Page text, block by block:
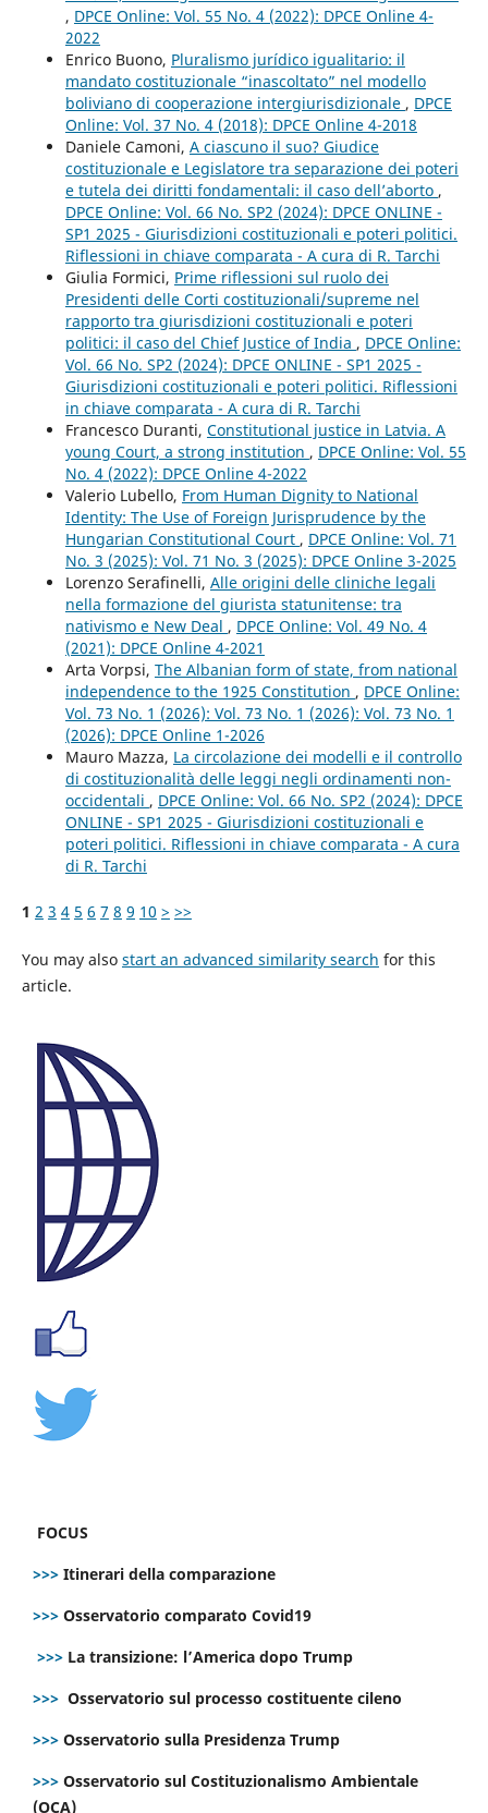
, DPCE Online: Vol. 55 No. 4 (2022): DPCE Online 4-
2022
Enrico Buono, Pluralismo jurídico igualitario: il
mandato costituzionale “inascoltato” nel modello
boliviano di cooperazione intergiurisdizionale , DPCE
Online: Vol. 37 No. 4 (2018): DPCE Online 4-2018
Daniele Camoni, A ciascuno il suo? Giudice
costituzionale e Legislatore tra separazione dei poteri
e tutela dei diritti fondamentali: il caso dell’aborto ,
DPCE Online: Vol. 66 No. SP2 (2024): DPCE ONLINE -
SP1 2025 - Giurisdizioni costituzionali e poteri politici.
Riflessioni in chiave comparata - A cura di R. Tarchi
Giulia Formici, Prime riflessioni sul ruolo dei
Presidenti delle Corti costituzionali/supreme nel
rapporto tra giurisdizioni costituzionali e poteri
politici: il caso del Chief Justice of India , DPCE Online:
Vol. 66 No. SP2 (2024): DPCE ONLINE - SP1 2025 -
Giurisdizioni costituzionali e poteri politici. Riflessioni
in chiave comparata - A cura di R. Tarchi
Francesco Duranti, Constitutional justice in Latvia. A
young Court, a strong institution , DPCE Online: Vol. 55
No. 4 (2022): DPCE Online 4-2022
Valerio Lubello, From Human Dignity to National
Identity: The Use of Foreign Jurisprudence by the
Hungarian Constitutional Court , DPCE Online: Vol. 71
No. 3 (2025): Vol. 71 No. 3 (2025): DPCE Online 3-2025
Lorenzo Serafinelli, Alle origini delle cliniche legali
nella formazione del giurista statunitense: tra
nativismo e New Deal , DPCE Online: Vol. 49 No. 4
(2021): DPCE Online 4-2021
Arta Vorpsi, The Albanian form of state, from national
independence to the 1925 Constitution , DPCE Online:
Vol. 73 No. 1 (2026): Vol. 73 No. 1 (2026): Vol. 73 No. 1
(2026): DPCE Online 1-2026
Mauro Mazza, La circolazione dei modelli e il controllo
di costituzionalità delle leggi negli ordinamenti non-
occidentali , DPCE Online: Vol. 66 No. SP2 (2024): DPCE
ONLINE - SP1 2025 - Giurisdizioni costituzionali e
poteri politici. Riflessioni in chiave comparata - A cura
di R. Tarchi
1 2 3 4 5 6 7 8 9 10 > >>
You may also start an advanced similarity search for this
article.
FOCUS
>>> Itinerari della comparazione
>>> Osservatorio comparato Covid19
>>> La transizione: l’America dopo Trump
>>> Osservatorio sul processo costituente cileno
>>> Osservatorio sulla Presidenza Trump
>>> Osservatorio sul Costituzionalismo Ambientale
(OCA)